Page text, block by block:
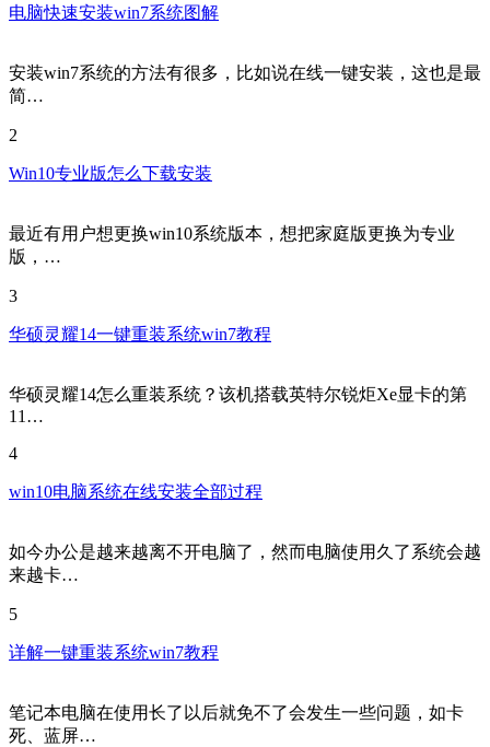
电脑快速安装win7系统图解
安装win7系统的方法有很多，比如说在线一键安装，这也是最
简…
2
Win10专业版怎么下载安装
最近有用户想更换win10系统版本，想把家庭版更换为专业
版，…
3
华硕灵耀14一键重装系统win7教程
华硕灵耀14怎么重装系统？该机搭载英特尔锐炬Xe显卡的第
11…
4
win10电脑系统在线安装全部过程
如今办公是越来越离不开电脑了，然而电脑使用久了系统会越
来越卡…
5
详解一键重装系统win7教程
笔记本电脑在使用长了以后就免不了会发生一些问题，如卡
死、蓝屏…